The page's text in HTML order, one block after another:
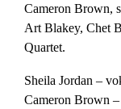
Cameron Brown,
Art Blakey, Chet
Quartet.
Sheila Jordan –
Cameron Brown –